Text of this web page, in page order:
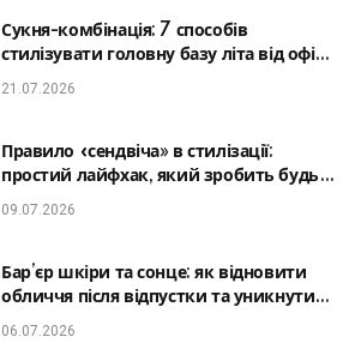
Сукня-комбінація: 7 способів
стилізувати головну базу літа від офісу
до романтичної вечері
21.07.2026
Правило «сендвіча» в стилізації:
простий лайфхак, який зробить будь-
який образ гармонійним
09.07.2026
Бар’єр шкіри та сонце: як відновити
обличчя після відпустки та уникнути
фотостаріння
06.07.2026